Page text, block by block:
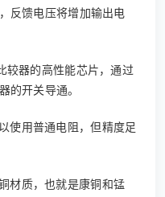
反馈电压将增加输出电
较器的高性能芯片，通过
的开关导通。
使用普通电阻，但精度足
材质，也就是康铜和锰